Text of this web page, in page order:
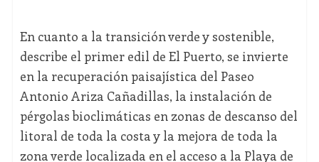
En cuanto a la transición verde y sostenible,
describe el primer edil de El Puerto, se invierte
en la recuperación paisajística del Paseo
Antonio Ariza Cañadillas, la instalación de
pérgolas bioclimáticas en zonas de descanso del
litoral de toda la costa y la mejora de toda la
zona verde localizada en el acceso a la Playa de